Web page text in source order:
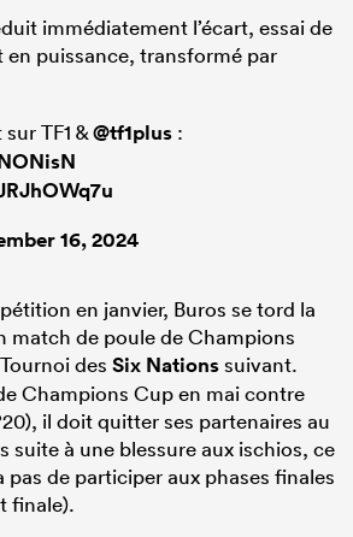
immédiatement l’écart, essai de
en puissance, transformé par
TF1 &@tf1plus :
16, 2024
en janvier, Buros se tord la
match de poule de Champions
des Six Nationssuivant.
Champions Cup en mai contre
il doit quitter ses partenaires au
suite à une blessure aux ischios, ce
pas de participer aux phases finales
finale).